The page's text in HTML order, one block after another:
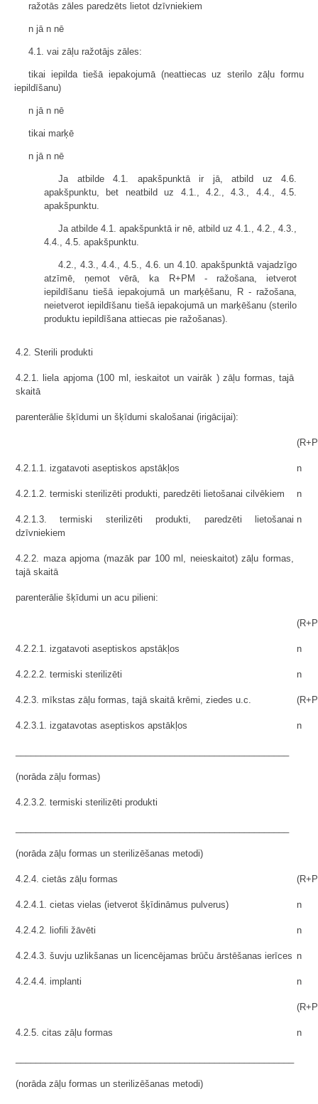
ražotās zāles paredzēts lietot dzīvniekiem
n jā n nē
4.1. vai zāļu ražotājs zāles:
tikai iepilda tiešā iepakojumā (neattiecas uz sterilo zāļu formu
iepildīšanu)
n jā n nē
tikai marķē
n jā n nē
Ja atbilde 4.1. apakšpunktā ir jā, atbild uz 4.6.
apakšpunktu, bet neatbild uz 4.1., 4.2., 4.3., 4.4., 4.5.
apakšpunktu.
Ja atbilde 4.1. apakšpunktā ir nē, atbild uz 4.1., 4.2., 4.3.,
4.4., 4.5. apakšpunktu.
4.2., 4.3., 4.4., 4.5., 4.6. un 4.10. apakšpunktā vajadzīgo
atzīmē, ņemot vērā, ka R+PM - ražošana, ietverot
iepildīšanu tiešā iepakojumā un marķēšanu, R - ražošana,
neietverot iepildīšanu tiešā iepakojumā un marķēšanu (sterilo
produktu iepildīšana attiecas pie ražošanas).
4.2. Sterili produkti
4.2.1. liela apjoma (100 ml, ieskaitot un vairāk ) zāļu formas, tajā
skaitā
parenterālie šķīdumi un šķīdumi skalošanai (irigācijai):
4.2.1.1. izgatavoti aseptiskos apstākļos n
4.2.1.2. termiski sterilizēti produkti, paredzēti lietošanai cilvēkiem n
4.2.1.3. termiski sterilizēti produkti, paredzēti lietošanai
dzīvniekiem
n
4.2.2. maza apjoma (mazāk par 100 ml, neieskaitot) zāļu formas,
tajā skaitā
parenterālie šķīdumi un acu pilieni:
4.2.2.1. izgatavoti aseptiskos apstākļos n
4.2.2.2. termiski sterilizēti n
4.2.3. mīkstas zāļu formas, tajā skaitā krēmi, ziedes u.c.
4.2.3.1. izgatavotas aseptiskos apstākļos n
(norāda zāļu formas)
4.2.3.2. termiski sterilizēti produkti
(norāda zāļu formas un sterilizēšanas metodi)
4.2.4. cietās zāļu formas
4.2.4.1. cietas vielas (ietverot šķīdināmus pulverus) n
4.2.4.2 liofili žāvēti n
4.2.4.3. šuvju uzlikšanas un licencējamas brūču ārstēšanas ierīces n
4.2.4.4. implanti n
4.2.5. citas zāļu formas n
(norāda zāļu formas un sterilizēšanas metodi)